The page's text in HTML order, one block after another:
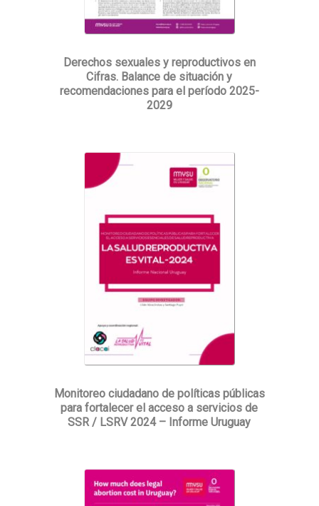
Derechos sexuales y reproductivos en
Cifras. Balance de situación y
recomendaciones para el período 2025-
2029
Monitoreo ciudadano de políticas públicas
para fortalecer el acceso a servicios de
SSR / LSRV 2024 – Informe Uruguay